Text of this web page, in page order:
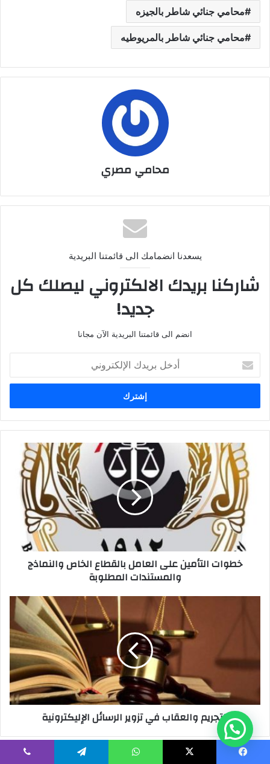
محامي جنائي شاطر بالجيزه
محامي جنائي شاطر بالمريوطيه
محامي مصري
يسعدنا انضمامك الى قائمتنا البريدية
شاركنا بريدك الالكتروني ليصلك كل
جديد!
انضم الى قائمتنا البريدية الآن مجانا
بريدك
الإلكتروني
خطوات
التأمين
على
العامل
بالقطاع
الخاص
والنماذج
والمستندات
المطلوبة
خطوات التأمين على العامل بالقطاع الخاص والنماذج
والمستندات المطلوبة
التجريم والعقاب في تزوير الرسائل الإليكترونية